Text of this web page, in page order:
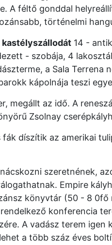
A féltő gonddal
történelmi
14 -
- szobája, 4
a Sala Terrena
kápolnája teszi
megállt az idő. A
Zsolnay
fák díszítik az amerikai
szeretnének,
Empire
könyvtár (50 - 8 0fő
konferencia
A vadász terem igen
a több száz éves